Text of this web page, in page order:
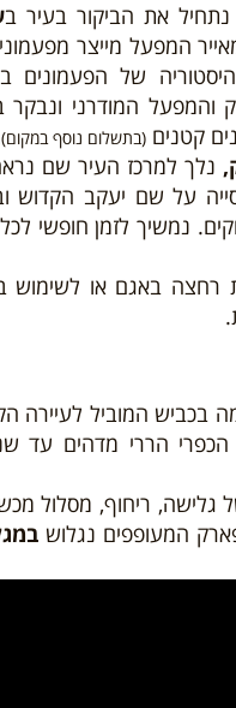
נתחיל את הביקור בעיר ב
המפעל מייצר
של הפעמונים
והמפעל המודרני ונבקר
קטנים(בתשלום נוסף במקום)
נלך למרכז העיר שם
על שם יעקב הקדוש
נמשיך לזמן חופשי
רחצה באגם או לשימוש
בכביש המוביל לעיירה
הררי מדהים עד
גלישה, ריחוף, מסלול
המעופפים נגלוש